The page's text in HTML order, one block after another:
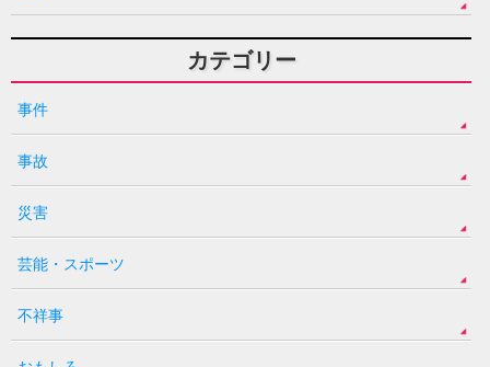
カテゴリー
事件
事故
災害
芸能・スポーツ
不祥事